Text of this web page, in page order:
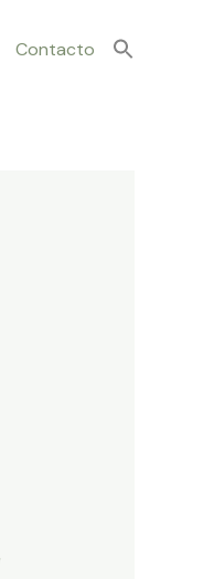
Contacto